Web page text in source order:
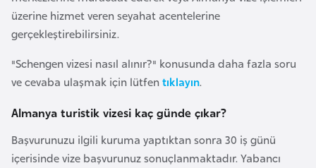
üzerine hizmet veren seyahat acentelerine
gerçekleştirebilirsiniz.
"Schengen vizesi nasıl alınır?" konusunda daha fazla soru
ve cevaba ulaşmak için lütfentıklayın.
Almanya turistik vizesi kaç günde çıkar?
Başvurunuzu ilgili kuruma yaptıktan sonra 30 iş günü
içerisinde vize başvurunuz sonuçlanmaktadır. Yabancı
a
n
g
l
t
e